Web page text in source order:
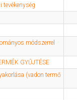
tevékenység
módszerrel
GYŰJTÉSE
(vadon termő